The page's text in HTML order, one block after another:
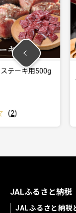
キ用500g
（9
1kg (
JALふるさと納税
JALふるさと納税